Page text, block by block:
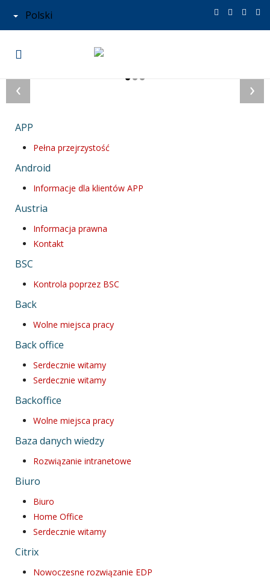
Polski
›
‹
APP
Pełna przejrzystość
Android
Informacje dla klientów APP
Austria
Informacja prawna
Kontakt
BSC
Kontrola poprzez BSC
Back
Wolne miejsca pracy
Back office
Serdecznie witamy
Serdecznie witamy
Backoffice
Wolne miejsca pracy
Baza danych wiedzy
Rozwiązanie intranetowe
Biuro
Biuro
Home Office
Serdecznie witamy
Citrix
Nowoczesne rozwiązanie EDP